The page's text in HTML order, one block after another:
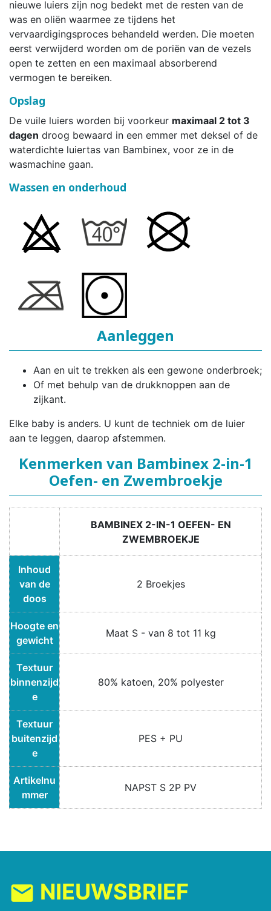
nieuwe luiers zijn nog bedekt met de resten van de
was en oliën waarmee ze tijdens het
vervaardigingsproces behandeld werden. Die moeten
eerst verwijderd worden om de poriën van de vezels
open te zetten en een maximaal absorberend
vermogen te bereiken.
Opslag
De vuile luiers worden bij voorkeur maximaal 2 tot 3
dagen droog bewaard in een emmer met deksel of de
waterdichte luiertas van Bambinex, voor ze in de
wasmachine gaan.
Wassen en onderhoud
Aanleggen
Aan en uit te trekken als een gewone onderbroek;
Of met behulp van de drukknoppen aan de
zijkant.
Elke baby is anders. U kunt de techniek om de luier
aan te leggen, daarop afstemmen.
Kenmerken van Bambinex 2-in-1
Oefen- en Zwembroekje
BAMBINEX 2-IN-1 OEFEN- EN
ZWEMBROEKJE
Inhoud
van de
doos
2 Broekjes
Hoogte en
gewicht
Maat S - van 8 tot 11 kg
Textuur
binnenzijd
e
80% katoen, 20% polyester
Textuur
buitenzijd
e
PES + PU
Artikelnu
mmer
NAPST S 2P PV
mail NIEUWSBRIEF